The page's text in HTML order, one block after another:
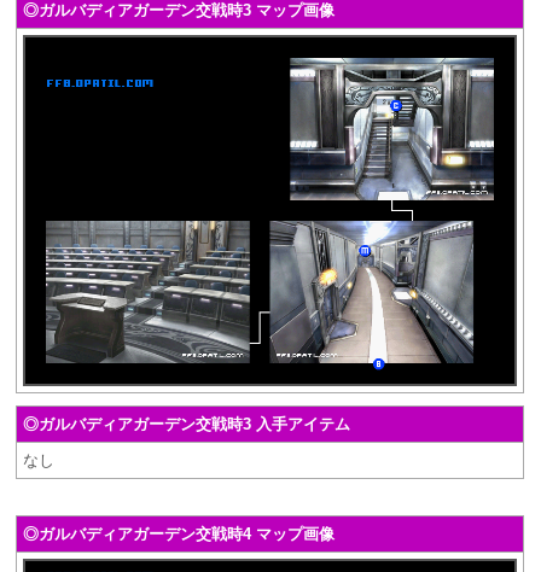
◎ガルバディアガーデン交戦時3 マップ画像
◎ガルバディアガーデン交戦時3 入手アイテム
なし
◎ガルバディアガーデン交戦時4 マップ画像